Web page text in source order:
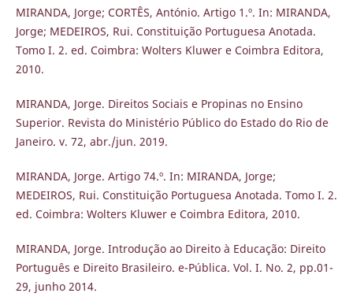
MIRANDA, Jorge; CORTÊS, António. Artigo 1.º. In: MIRANDA,
Jorge; MEDEIROS, Rui. Constituição Portuguesa Anotada.
Tomo I. 2. ed. Coimbra: Wolters Kluwer e Coimbra Editora,
2010.
MIRANDA, Jorge. Direitos Sociais e Propinas no Ensino
Superior. Revista do Ministério Público do Estado do Rio de
Janeiro. v. 72, abr./jun. 2019.
MIRANDA, Jorge. Artigo 74.º. In: MIRANDA, Jorge;
MEDEIROS, Rui. Constituição Portuguesa Anotada. Tomo I. 2.
ed. Coimbra: Wolters Kluwer e Coimbra Editora, 2010.
MIRANDA, Jorge. Introdução ao Direito à Educação: Direito
Português e Direito Brasileiro. e-Pública. Vol. I. No. 2, pp.01-
29, junho 2014.